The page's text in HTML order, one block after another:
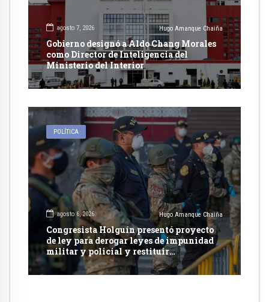
agosto 7, 2026 Hugo Amanque Chaiña
Gobierno designó a Aldo Chang Morales
como Director de Inteligencia del
Ministerio del Interior
POLÍTICA
agosto 6, 2026 Hugo Amanque Chaiña
Congresista Holguín presentó proyecto
de ley para derogar leyes de impunidad
militar y policial y restituir
competencia de justicia ordinaria